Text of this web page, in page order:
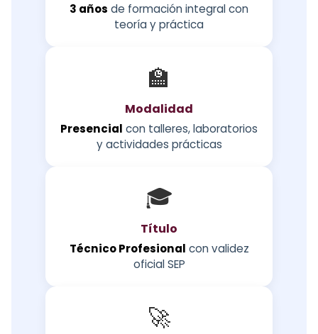
3 años de formación integral con
teoría y práctica
🏫
Modalidad
Presencial con talleres, laboratorios
y actividades prácticas
🎓
Título
Técnico Profesional con validez
oficial SEP
🚀